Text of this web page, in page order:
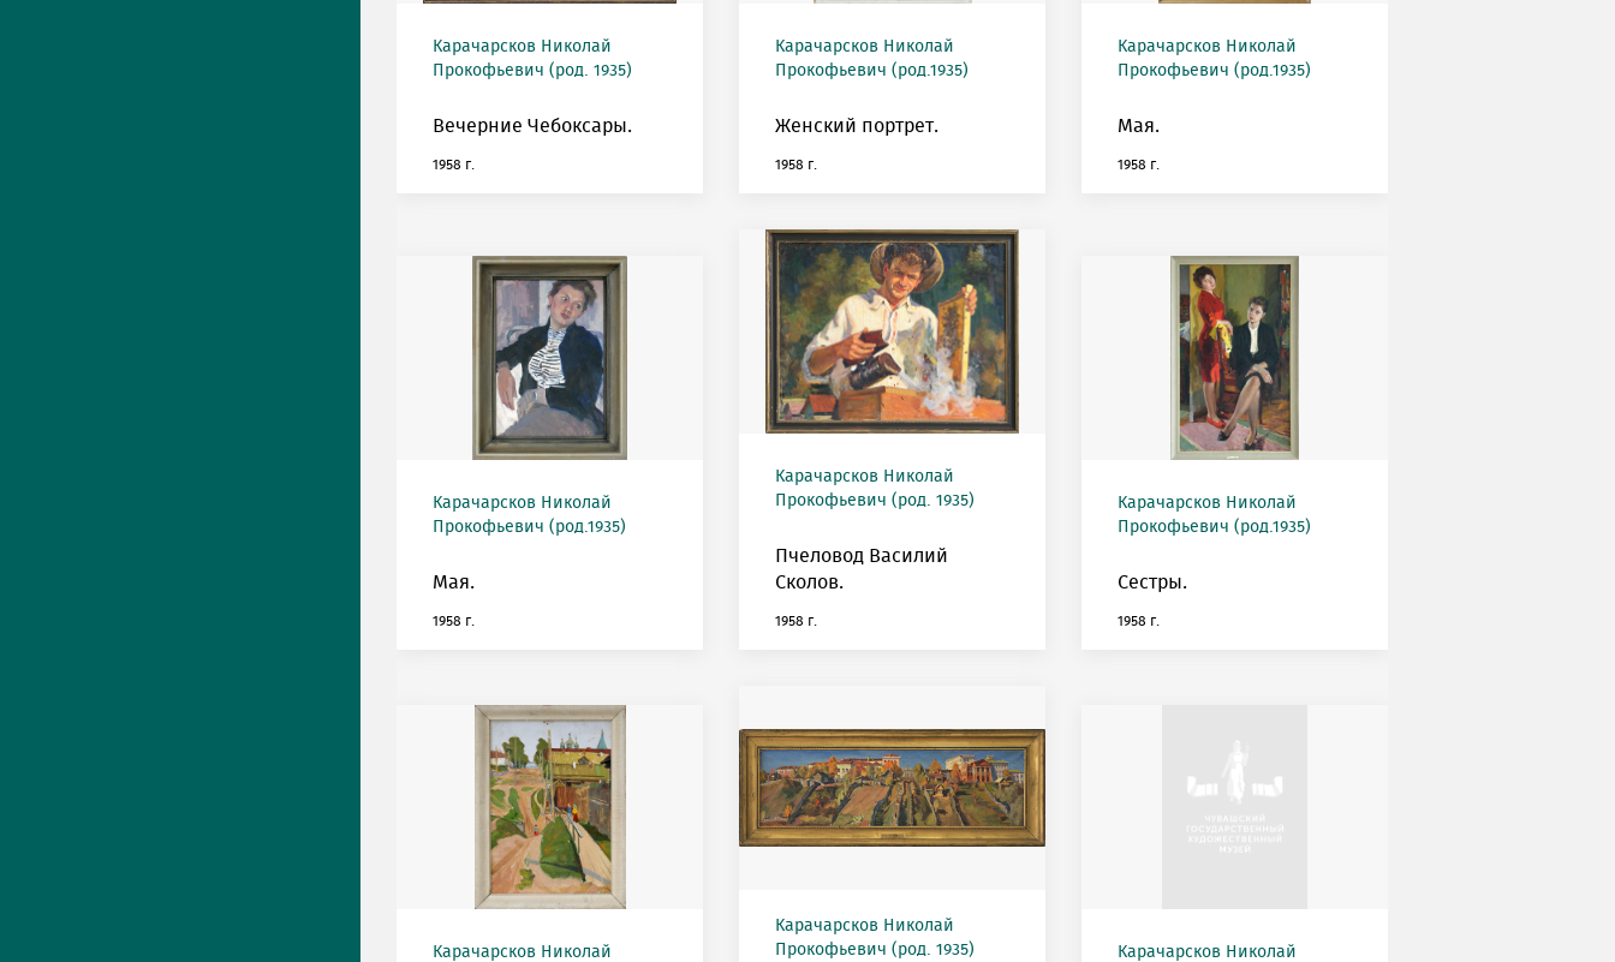
Карачарсков Николай
Прокофьевич (род. 1935)
Вечерние Чебоксары.
1958 г.
Карачарсков Николай
Прокофьевич (род.1935)
Женский портрет.
1958 г.
Карачарсков Николай
Прокофьевич (род.1935)
Мая.
1958 г.
Карачарсков Николай
Прокофьевич (род.1935)
Мая.
1958 г.
Карачарсков Николай
Прокофьевич (род. 1935)
Пчеловод Василий
Сколов.
1958 г.
Карачарсков Николай
Прокофьевич (род.1935)
Сестры.
1958 г.
Карачарсков Николай
Карачарсков Николай
Прокофьевич (род. 1935)
Карачарсков Николай